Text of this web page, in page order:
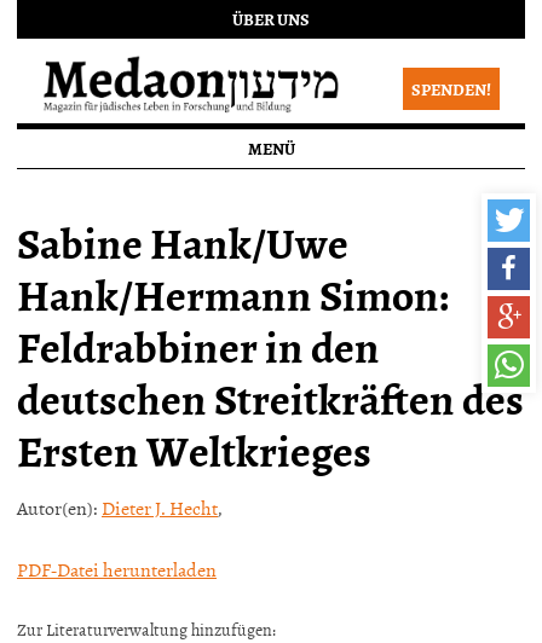
ÜBER UNS
SPENDEN!
MENÜ
Sabine Hank/Uwe
Hank/Hermann Simon:
Feldrabbiner in den
deutschen Streitkräften des
Ersten Weltkrieges
Autor(en): Dieter J. Hecht,
PDF-Datei herunterladen
Zur Literaturverwaltung hinzufügen: